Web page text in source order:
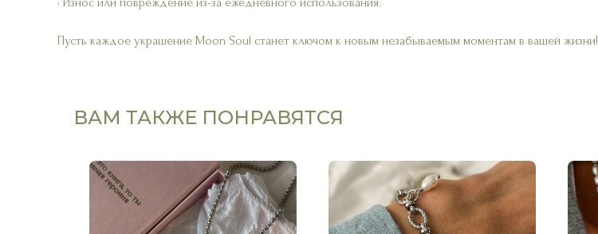
Пусть каждое украшение Moon Soul станет ключом к новым незабываемым моментам в вашей жизни!
ВАМ ТАКЖЕ ПОНРАВЯТСЯ